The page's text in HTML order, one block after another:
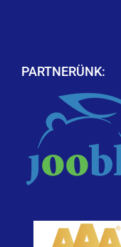
PARTNERÜNK: